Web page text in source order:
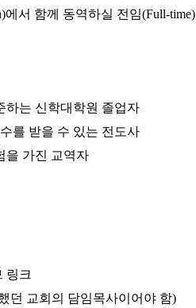
에서 함께 동역하실 전임(Full-time)
하는 신학대학원 졸업자
를 받을 수 있는 전도사
을 가진 교역자
링크
던 교회의 담임목사이어야 함)